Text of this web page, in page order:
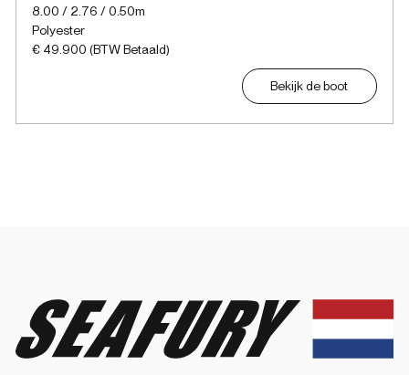
8.00 / 2.76 / 0.50m
Polyester
€ 49.900 (BTW Betaald)
Bekijk de boot
Seafury